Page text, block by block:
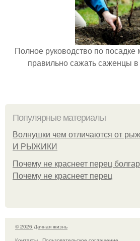
Полное руководство по
правильно сажать саженцы в
Популярные материалы
Волнушки чем отличаются от
И РЫЖИКИ
Почему не краснеет перец
Почему не краснеет перец
© 2026 Дачная жизнь